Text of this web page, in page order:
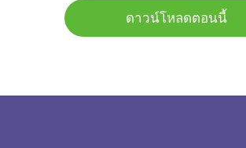
ดาวน์โหลดตอนนี้